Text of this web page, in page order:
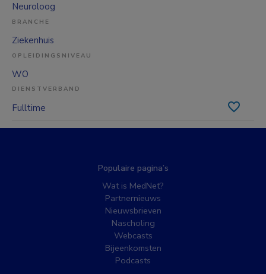
Neuroloog
BRANCHE
Ziekenhuis
OPLEIDINGSNIVEAU
WO
DIENSTVERBAND
Fulltime
Populaire pagina’s
Wat is MedNet?
Partnernieuws
Nieuwsbrieven
Nascholing
Webcasts
Bijeenkomsten
Podcasts